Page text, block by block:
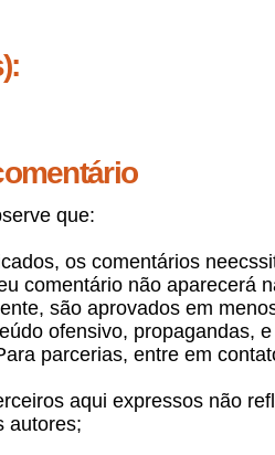
que:
os comentários
comentário não aparecerá
são aprovados em
ofensivo, propagandas,
parcerias, entre em
aqui expressos não
autores;